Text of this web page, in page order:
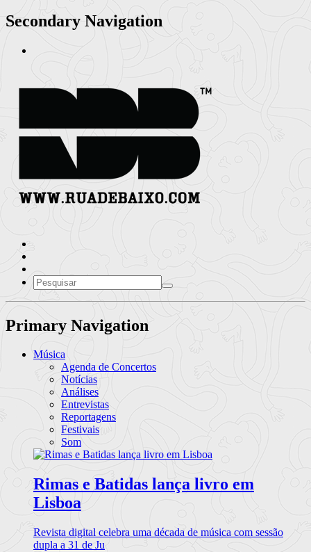
Secondary Navigation
Primary Navigation
Música
Agenda de Concertos
Notícias
Análises
Entrevistas
Reportagens
Festivais
Som
Rimas e Batidas lança livro em
Lisboa
Revista digital celebra uma década de música com sessão
dupla a 31 de Ju